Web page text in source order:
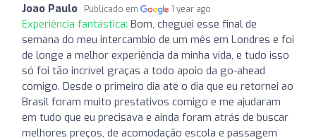
Joao Paulo Publicado em 1 year ago
Experiência fantástica: Bom, cheguei esse final de
semana do meu intercambio de um mês em Londres e foi
de longe a melhor experiência da minha vida, e tudo isso
só foi tão incrível graças a todo apoio da go-ahead
comigo. Desde o primeiro dia até o dia que eu retornei ao
Brasil foram muito prestativos comigo e me ajudaram
em tudo que eu precisava e ainda foram atrás de buscar
melhores preços, de acomodação escola e passagem